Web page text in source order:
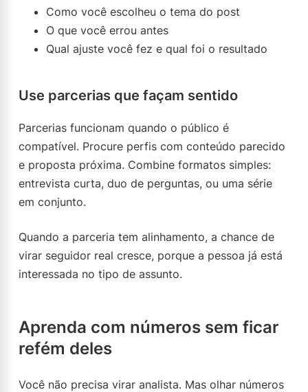
Como você escolheu o tema do post
O que você errou antes
Qual ajuste você fez e qual foi o resultado
Use parcerias que façam sentido
Parcerias funcionam quando o público é
compatível. Procure perfis com conteúdo parecido
e proposta próxima. Combine formatos simples:
entrevista curta, duo de perguntas, ou uma série
em conjunto.
Quando a parceria tem alinhamento, a chance de
virar seguidor real cresce, porque a pessoa já está
interessada no tipo de assunto.
Aprenda com números sem ficar
refém deles
Você não precisa virar analista. Mas olhar números